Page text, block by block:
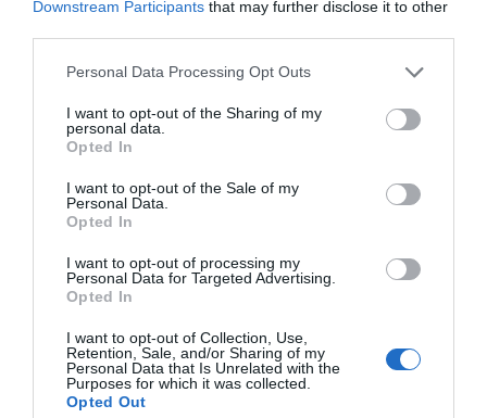
Downstream Participants that may further disclose it to other
Please note that this website/app uses one or more Google
not limited to your visit or usage behaviour. You may click to
grant or deny consent to Google and its third-party tags to
use your data for below specified purposes in below Google
consent section.
Personal Data Processing Opt Outs
I want to opt-out of the Sharing of my
personal data.
Opted In
I want to opt-out of the Sale of my
Personal Data.
Opted In
I want to opt-out of processing my
Personal Data for Targeted Advertising.
Opted In
I want to opt-out of Collection, Use,
Retention, Sale, and/or Sharing of my
Personal Data that Is Unrelated with the
Purposes for which it was collected.
Opted Out
29 aprile 2021